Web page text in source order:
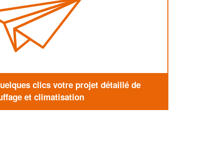
clics votre projet détaillé de
et climatisation